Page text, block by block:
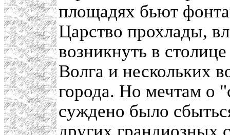
площадях бьют
Царство прохлады,
возникнуть в
Волга и нескольких
города. Но мечтам о
суждено было